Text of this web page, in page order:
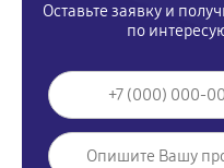
Оставьте заявку и
по